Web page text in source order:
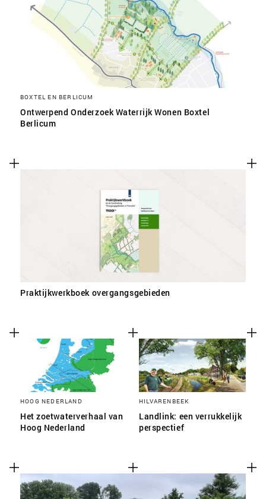
BOXTEL EN BERLICUM
Ontwerpend Onderzoek Waterrijk Wonen Boxtel
Berlicum
Praktijkwerkboek overgangsgebieden
HOOG NEDERLAND
Het zoetwaterverhaal van
Hoog Nederland
HILVARENBEEK
Landlink: een verrukkelijk
perspectief
SLA VOORKEUREN OP